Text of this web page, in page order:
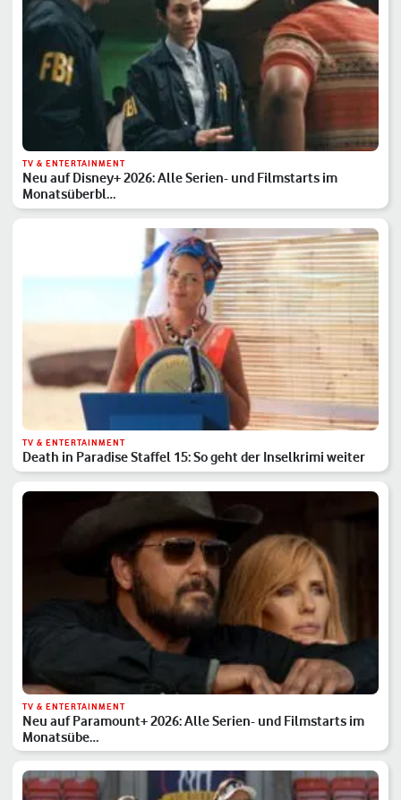
TV & ENTERTAINMENT
Neu auf Disney+ 2026: Alle Serien- und Filmstarts im
Monatsüberbl…
TV & ENTERTAINMENT
Death in Paradise Staffel 15: So geht der Inselkrimi weiter
TV & ENTERTAINMENT
Neu auf Paramount+ 2026: Alle Serien- und Filmstarts im
Monatsübe…